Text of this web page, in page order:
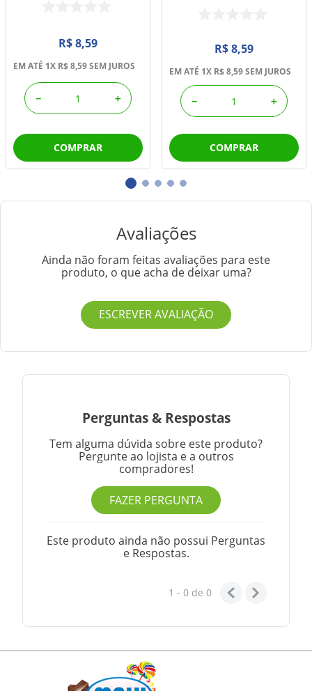
R$8,59
EM ATÉ 1X R$8,59SEM JUROS
＋
－
COMPRAR
R$8,59
EM ATÉ 1X R$8,59SEM JUROS
＋
－
COMPRAR
Avaliações
Ainda não foram feitas avaliações para este
produto, o que acha de deixar uma?
ESCREVER AVALIAÇÃO
Perguntas & Respostas
Tem alguma dúvida sobre este produto?
Pergunte ao lojista e a outros
compradores!
FAZER PERGUNTA
Este produto ainda não possui Perguntas
e Respostas.
1 - 0 de 0